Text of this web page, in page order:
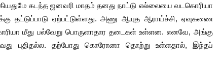
கடந்த ஜனவரி மாதம் தனது நாட்டு எல்லையை வடகொரியா
தட்டுப்பாடு ஏற்பட்டுள்ளது. அணு ஆயுத ஆராய்ச்சி, ஏவுகணை
மீது பல்வேறு பொருளாதார தடைகள் உள்ளன. எனவே, அங்கு
புதிதல்ல. தற்போது கொரோனா தொற்று உள்ளதால், இந்தப்